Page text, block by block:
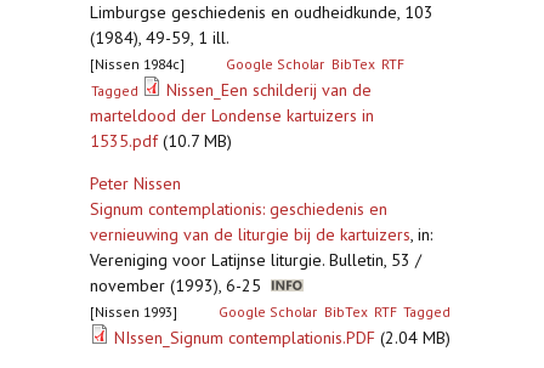
Limburgse geschiedenis en oudheidkunde, 103
(1984), 49-59, 1 ill.
[Nissen 1984c] Google Scholar BibTex RTF
Tagged
Nissen_Een schilderij van de
marteldood der Londense kartuizers in
1535.pdf(10.7 MB)
Peter Nissen
Signum contemplationis: geschiedenis en
vernieuwing van de liturgie bij de kartuizers, in:
Vereniging voor Latijnse liturgie. Bulletin, 53 /
november (1993), 6-25
[Nissen 1993] Google Scholar BibTex RTF Tagged
NIssen_Signum contemplationis.PDF (2.04 MB)